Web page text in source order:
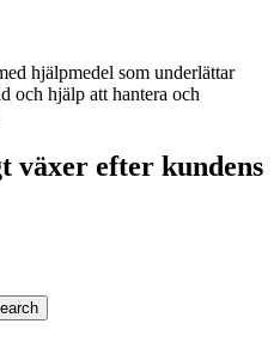
hjälpmedel som underlättar
och hjälp att hantera och
växer efter kundens